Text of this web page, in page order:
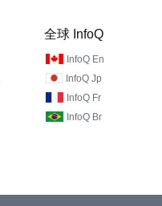
全球 InfoQ
InfoQ En
InfoQ Jp
InfoQ Fr
InfoQ Br